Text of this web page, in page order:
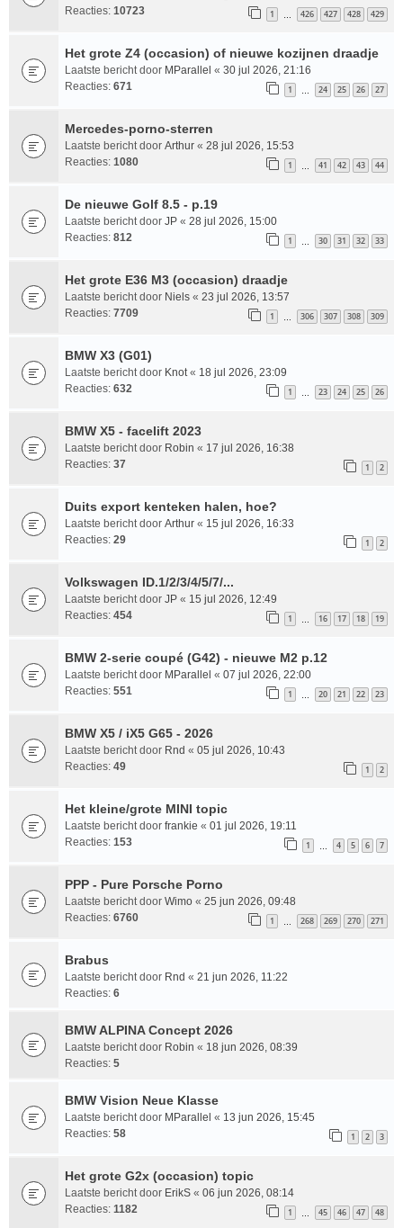
Reacties: 10723 1 426 427 428 429
Het grote Z4 (occasion) of nieuwe kozijnen draadje
Laatste bericht door MParallel « 30 jul 2026, 21:16
Reacties: 671 1 24 25 26 27
Mercedes-porno-sterren
Laatste bericht door Arthur « 28 jul 2026, 15:53
Reacties: 1080 1 41 42 43 44
De nieuwe Golf 8.5 - p.19
Laatste bericht door JP « 28 jul 2026, 15:00
Reacties: 812 1 30 31 32 33
Het grote E36 M3 (occasion) draadje
Laatste bericht door Niels « 23 jul 2026, 13:57
Reacties: 7709 1 306 307 308 309
BMW X3 (G01)
Laatste bericht door Knot« 18 jul 2026, 23:09
Reacties: 632 1 23 24 25 26
BMW X5 - facelift 2023
Laatste bericht door Robin « 17 jul 2026, 16:38
Reacties: 37 1 2
Duits export kenteken halen, hoe?
Laatste bericht door Arthur « 15 jul 2026, 16:33
Reacties: 29 1 2
Volkswagen ID.1/2/3/4/5/7/...
Laatste bericht door JP « 15 jul 2026, 12:49
Reacties: 454 1 16 17 18 19
BMW 2-serie coupé (G42) - nieuwe M2 p.12
Laatste bericht door MParallel « 07 jul 2026, 22:00
Reacties: 551 1 20 21 22 23
BMW X5 / iX5 G65 - 2026
Laatste bericht door Rnd « 05 jul 2026, 10:43
Reacties: 49 1 2
Het kleine/grote MINI topic
Laatste bericht door frankie « 01 jul 2026, 19:11
Reacties: 153 1 4 5 6 7
PPP - Pure Porsche Porno
Laatste bericht door Wimo « 25 jun 2026, 09:48
Reacties: 6760 1 268 269 270 271
Brabus
Laatste bericht door Rnd « 21 jun 2026, 11:22
Reacties: 6
BMW ALPINA Concept 2026
Laatste bericht door Robin « 18 jun 2026, 08:39
Reacties: 5
BMW Vision Neue Klasse
Laatste bericht door MParallel « 13 jun 2026, 15:45
Reacties: 58 1 2 3
Het grote G2x (occasion) topic
Laatste bericht door ErikS « 06 jun 2026, 08:14
Reacties: 1182 1 45 46 47 48